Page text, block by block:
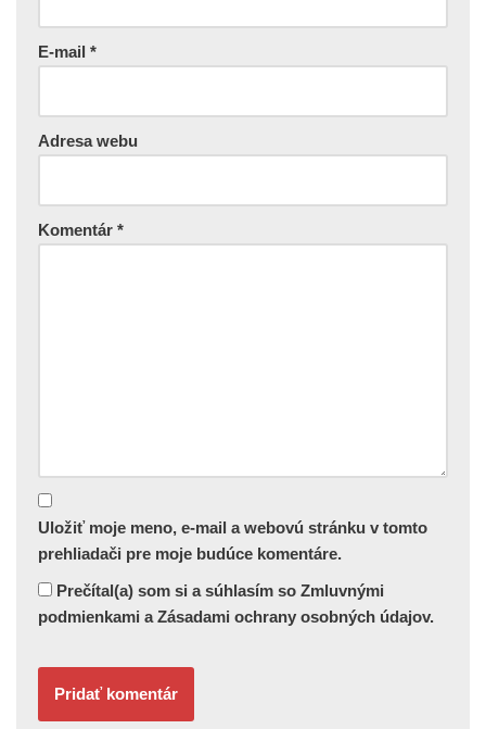
E-mail *
Adresa webu
Komentár *
Uložiť moje meno, e-mail a webovú stránku v tomto
prehliadači pre moje budúce komentáre.
Prečítal(a) som si a súhlasím so Zmluvnými
podmienkami a Zásadami ochrany osobných údajov.